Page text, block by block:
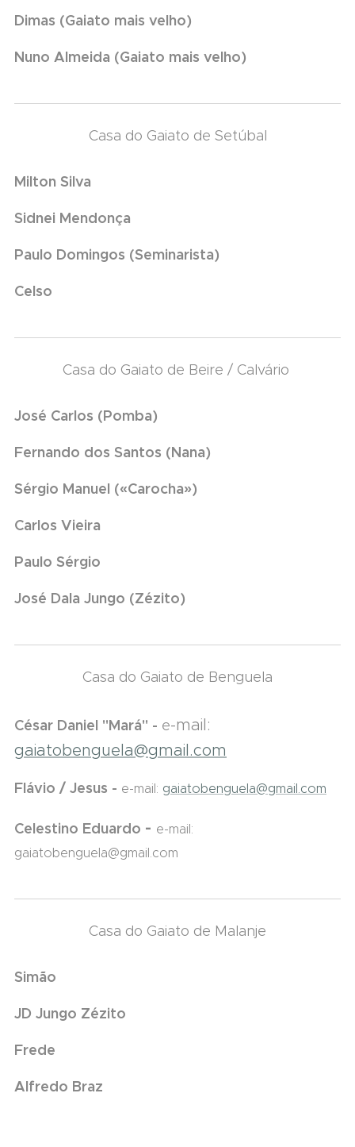
Dimas (Gaiato mais velho)
Nuno Almeida (Gaiato mais velho)
Casa do Gaiato de Setúbal
Milton Silva
Sidnei Mendonça
Paulo Domingos (Seminarista)
Celso
Casa do Gaiato de Beire / Calvário
José Carlos (Pomba)
Fernando dos Santos (Nana)
Sérgio Manuel («Carocha»)
Carlos Vieira
Paulo Sérgio
José Dala Jungo (Zézito)
Casa do Gaiato de Benguela
César Daniel "Mará" - e-mail:
gaiatobenguela@gmail.com
Flávio / Jesus - e-mail: gaiatobenguela@gmail.com
Celestino Eduardo - e-mail:
gaiatobenguela@gmail.com
Casa do Gaiato de Malanje
Simão
JD Jungo Zézito
Frede
Alfredo Braz